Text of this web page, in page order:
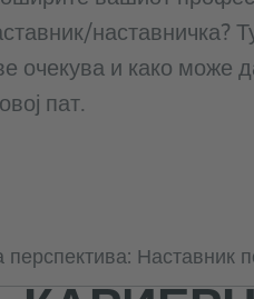
наставничка?
очекува и како може
пат.
перспектива: Наставник